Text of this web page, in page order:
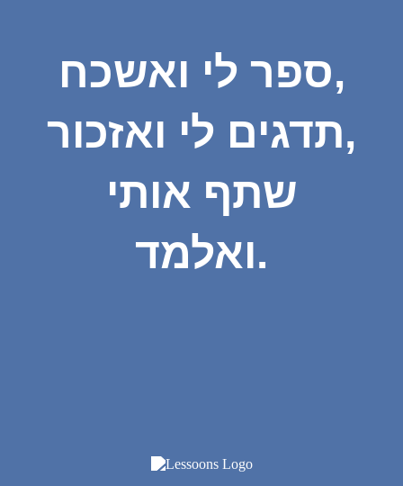
ספר לי ואשכח,
תדגים לי ואזכור,
שתף אותי
ואלמד.